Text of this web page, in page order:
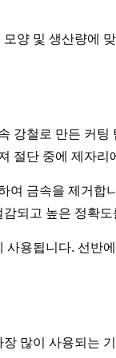
양 및 생산량에
강철로 만든 커
절단 중에 제자리
여 금속을 제거합
되고 높은 정확
사용됩니다. 선반
많이 사용되는